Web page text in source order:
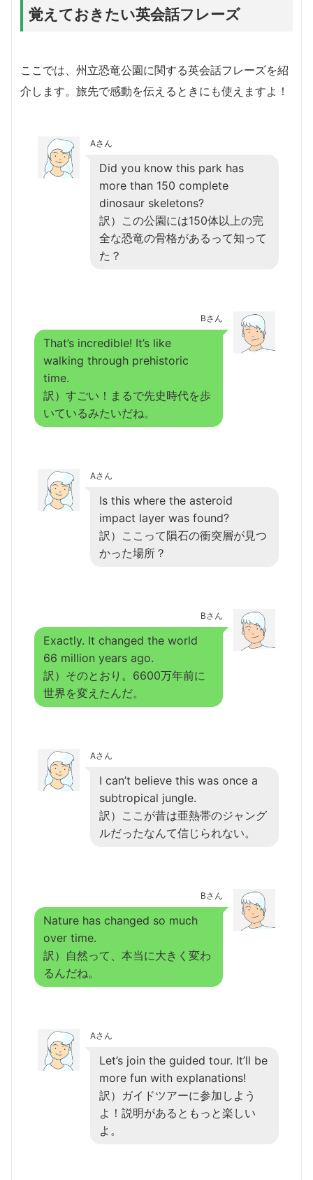
覚えておきたい英会話フレーズ
ここでは、州立恐竜公園に関する英会話フレーズを紹
介します。旅先で感動を伝えるときにも使えますよ！
Aさん
Did you know this park has
more than 150 complete
dinosaur skeletons?
訳）この公園には150体以上の完
全な恐竜の骨格があるって知って
た？
Bさん
That’s incredible! It’s like
walking through prehistoric
time.
訳）すごい！まるで先史時代を歩
いているみたいだね。
Aさん
Is this where the asteroid
impact layer was found?
訳）ここって隕石の衝突層が見つ
かった場所？
Bさん
Exactly. It changed the world
66 million years ago.
訳）そのとおり。6600万年前に
世界を変えたんだ。
Aさん
I can’t believe this was once a
subtropical jungle.
訳）ここが昔は亜熱帯のジャング
ルだったなんて信じられない。
Bさん
Nature has changed so much
over time.
訳）自然って、本当に大きく変わ
るんだね。
Aさん
Let’s join the guided tour. It’ll be
more fun with explanations!
訳）ガイドツアーに参加しよう
よ！説明があるともっと楽しい
よ。